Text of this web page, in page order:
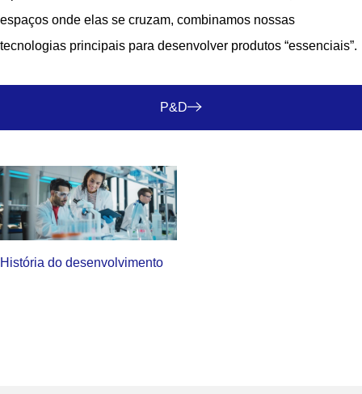
espaços onde elas se cruzam, combinamos nossas
tecnologias principais para desenvolver produtos “essenciais”.
P&D
História do desenvolvimento